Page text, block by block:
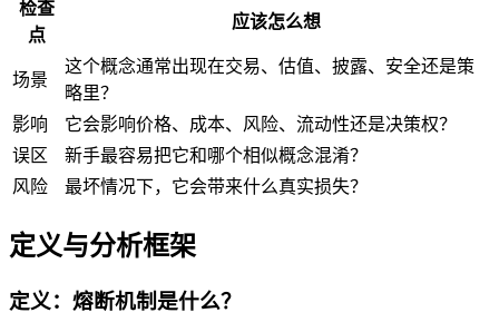
检查
点
应该怎么想
场景
这个概念通常出现在交易、估值、披露、安全还是策
略里？
影响
它会影响价格、成本、风险、流动性还是决策权？
误区
新手最容易把它和哪个相似概念混淆？
风险
最坏情况下，它会带来什么真实损失？
定义与分析框架
定义：熔断机制是什么？